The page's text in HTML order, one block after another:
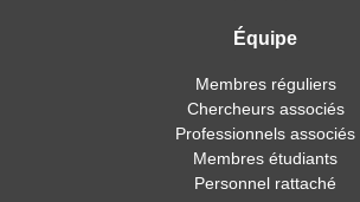
Équipe
Membres réguliers
Chercheurs associés
Professionnels associés
Membres étudiants
Personnel rattaché